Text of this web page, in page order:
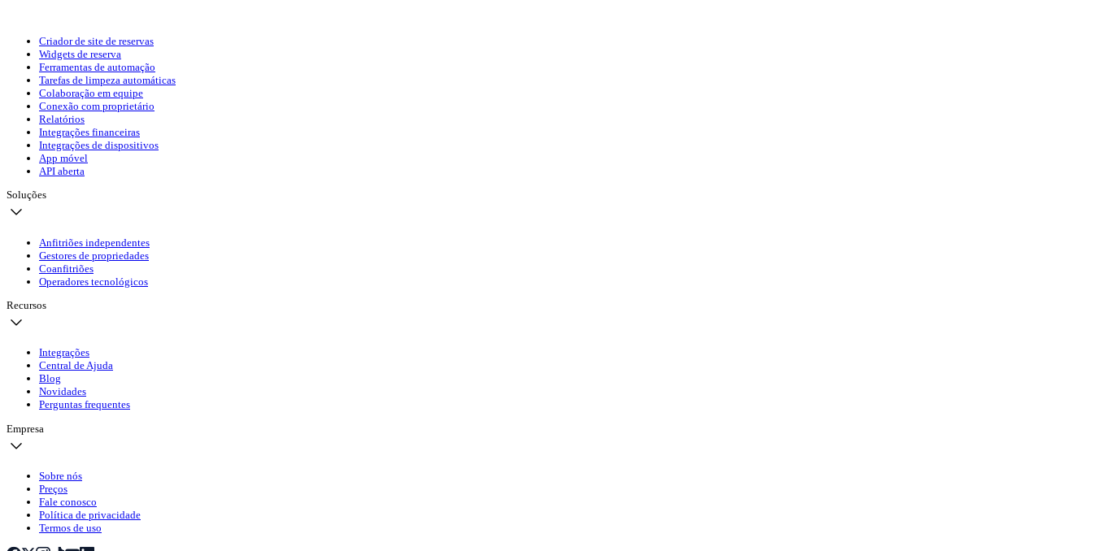
Criador de site de reservas
Widgets de reserva
Ferramentas de automação
Tarefas de limpeza automáticas
Colaboração em equipe
Conexão com proprietário
Relatórios
Integrações financeiras
Integrações de dispositivos
App móvel
API aberta
Soluções
Anfitriões independentes
Gestores de propriedades
Coanfitriões
Operadores tecnológicos
Recursos
Integrações
Central de Ajuda
Blog
Novidades
Perguntas frequentes
Empresa
Sobre nós
Preços
Fale conosco
Política de privacidade
Termos de uso